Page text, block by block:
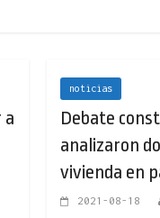
a
noticias
Debate
analizaron
vivienda en
2021-08-18